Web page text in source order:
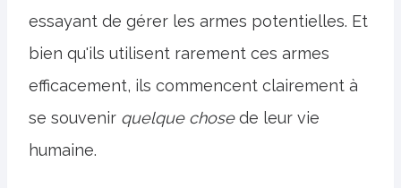
essayant de gérer les armes potentielles. Et
bien qu'ils utilisent rarement ces armes
efficacement, ils commencent clairement à
se souvenir quelque chosede leur vie
humaine.